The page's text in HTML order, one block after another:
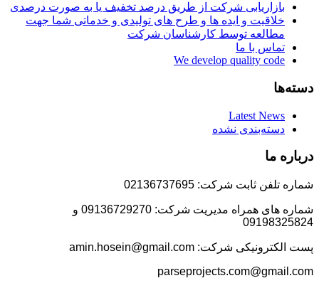
بازاریابی شرکت از طریق درصد تخفیف یا به صورت درصدی
خلاقیت و ایده ها و طرح های تولیدی و خدماتی شما جهت
مطالعه توسط کارشناسان شرکت
تماس با ما
We develop quality code
دسته‌ها
Latest News
دسته‌بندی نشده
درباره ما
شماره تلفن ثابت شرکت: 02136737695
شماره های همراه مدیریت شرکت: 09136729270 و
09198325824
پست الکترونیکی شرکت: amin.hosein@gmail.com
parseprojects.com@gmail.com